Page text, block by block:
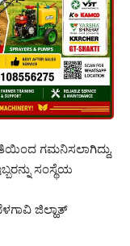
ಗಮನಿಸಲಾಗಿದ್ದು,
ಸಂಸ್ಥೆಯ
ಜಿಲ್ಹಾತ್